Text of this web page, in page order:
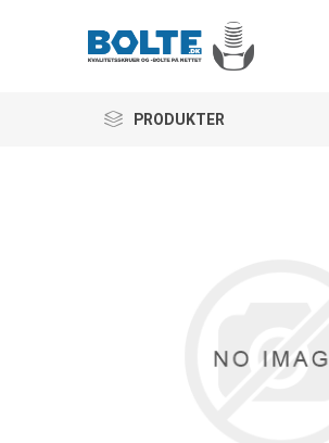
PRODUKTER